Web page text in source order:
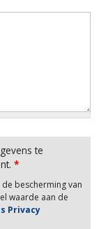
te
*
bescherming van
waarde aan de
Privacy